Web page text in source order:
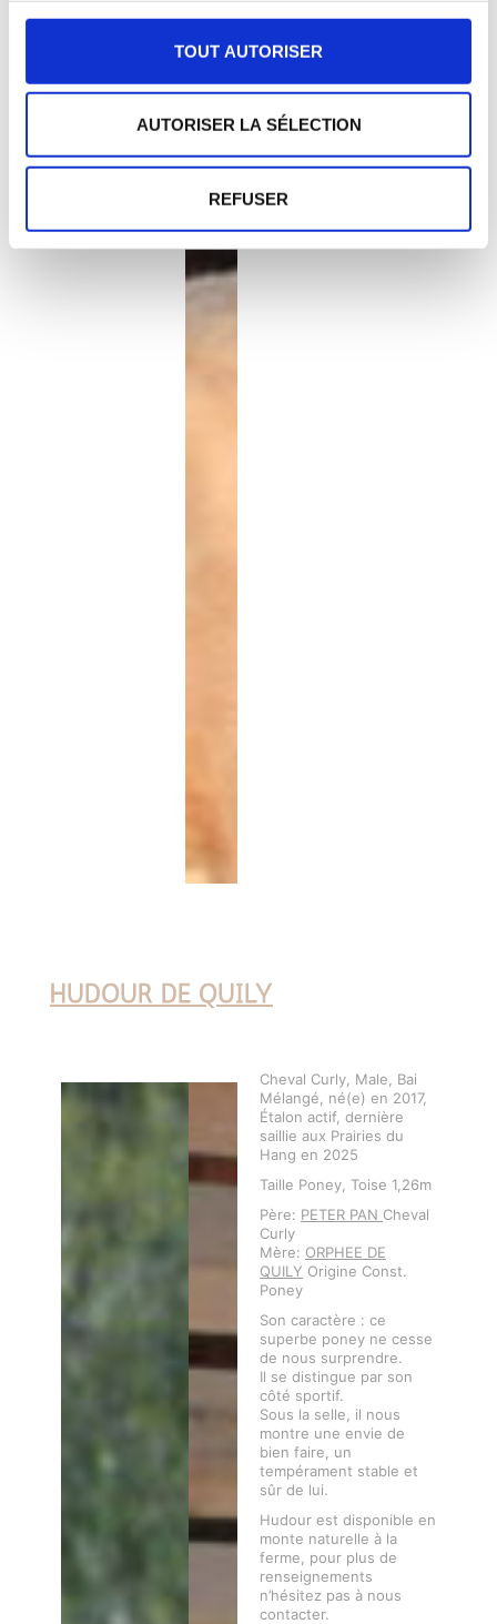
TOUT AUTORISER
AUTORISER LA SÉLECTION
REFUSER
HUDOUR DE QUILY
Cheval Curly, Male, Bai
Mélangé, né(e) en 2017,
Étalon actif, dernière
saillie aux Prairies du
Hang en 2025
Taille Poney, Toise 1,26m
Père: PETER PAN Cheval
Curly
Mère: ORPHEE DE
QUILY Origine Const.
Poney
Son caractère : ce
superbe poney ne cesse
de nous surprendre.
Il se distingue par son
côté sportif.
Sous la selle, il nous
montre une envie de
bien faire, un
tempérament stable et
sûr de lui.
Hudour est disponible en
monte naturelle à la
ferme, pour plus de
renseignements
n’hésitez pas à nous
contacter.